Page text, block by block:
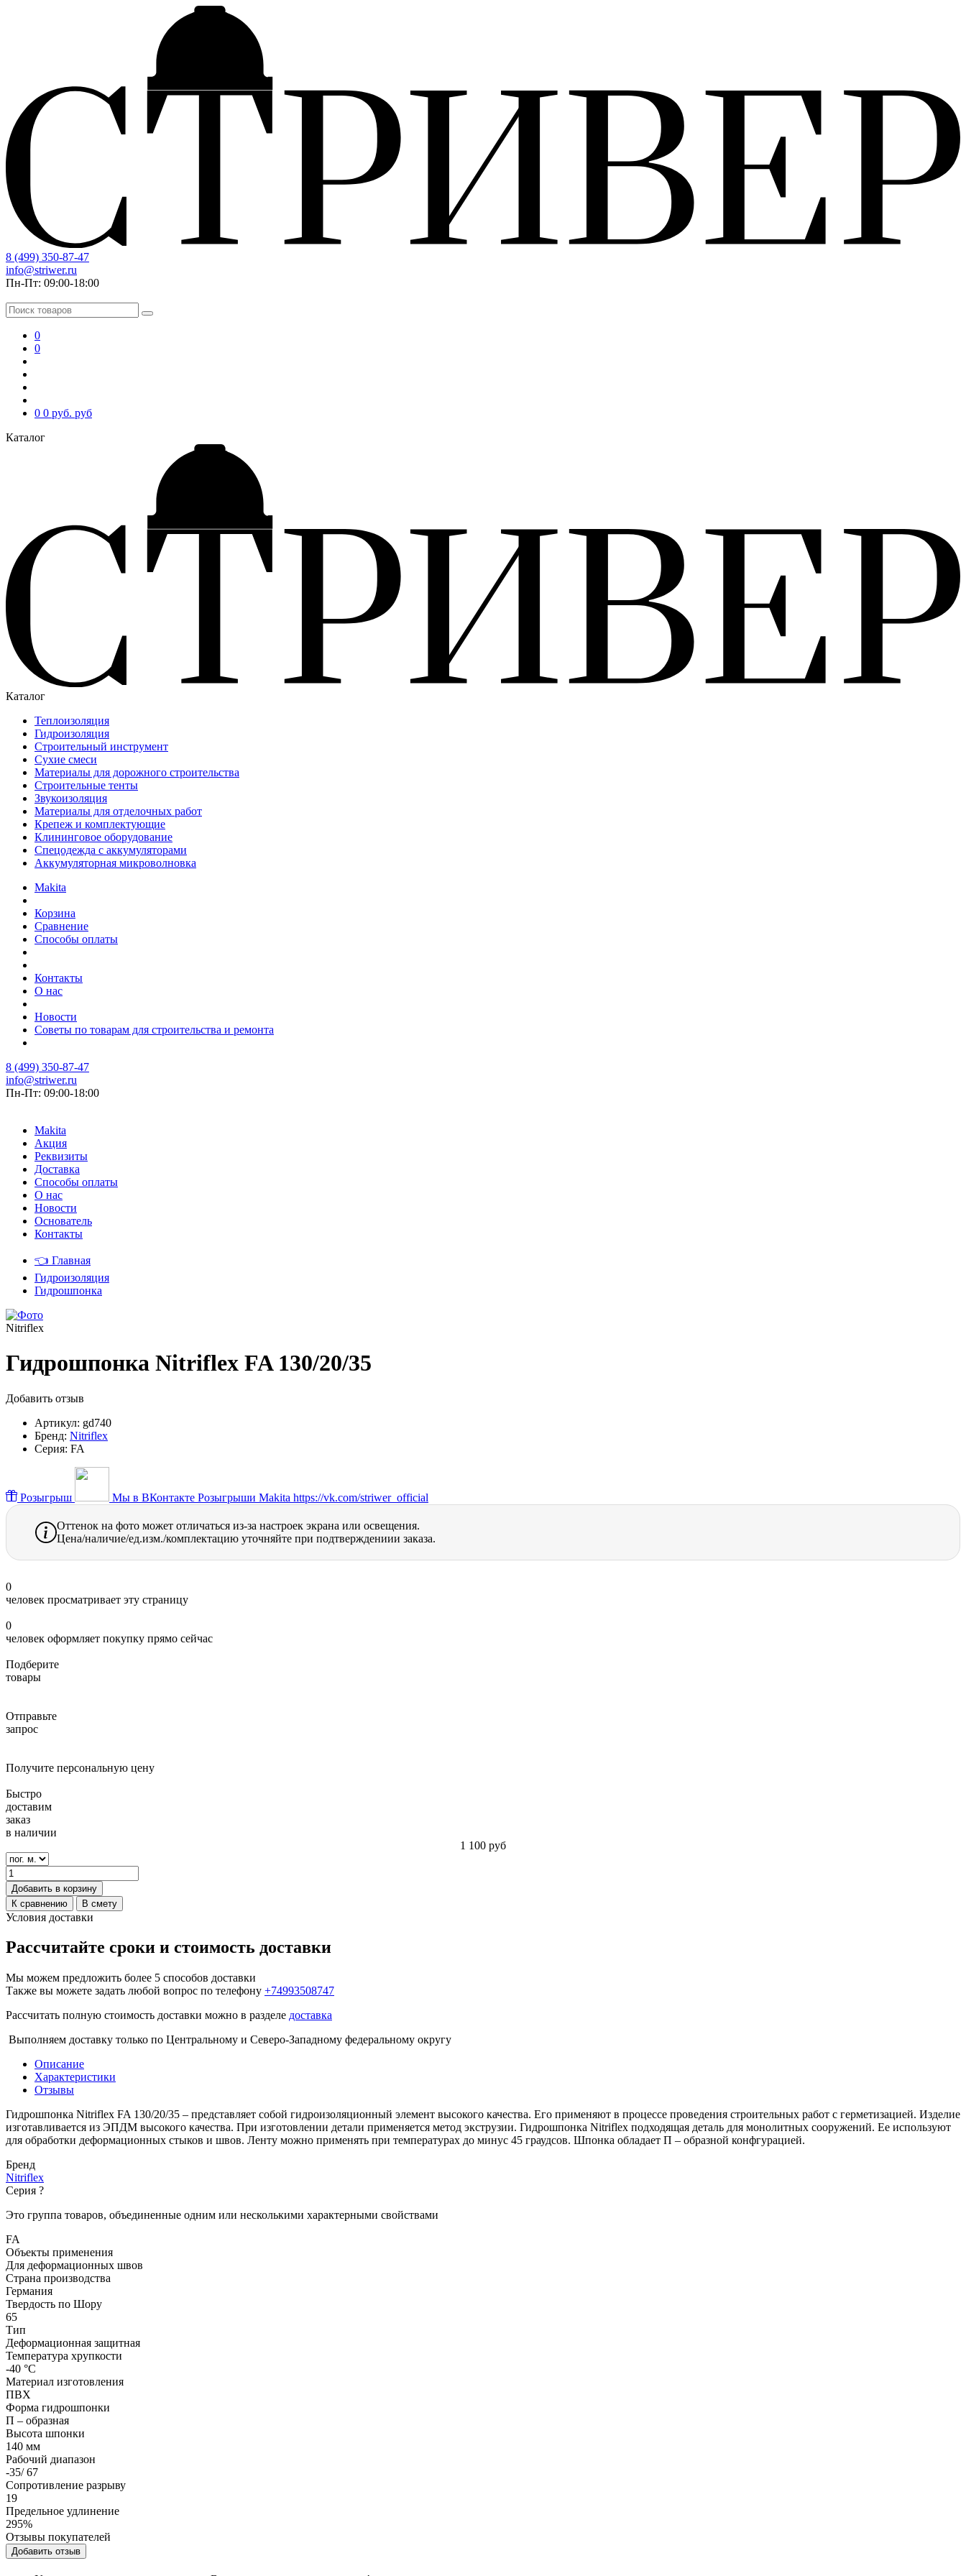
8 (499) 350-87-47
info@striwer.ru
Пн-Пт: 09:00-18:00
0
0
0 0 руб. руб
Каталог
Каталог
Теплоизоляция
Гидроизоляция
Строительный инструмент
Сухие смеси
Материалы для дорожного строительства
Строительные тенты
Звукоизоляция
Материалы для отделочных работ
Крепеж и комплектующие
Клининговое оборудование
Спецодежда с аккумуляторами
Аккумуляторная микроволновка
Makita
Корзина
Сравнение
Способы оплаты
Контакты
О нас
Новости
Советы по товарам для строительства и ремонта
8 (499) 350-87-47
info@striwer.ru
Пн-Пт: 09:00-18:00
Makita
Акция
Реквизиты
Доставка
Способы оплаты
О нас
Новости
Основатель
Контакты
👈 Главная
Гидроизоляция
Гидрошпонка
Nitriflex
Гидрошпонка Nitriflex FA 130/20/35
Добавить отзыв
Артикул: gd740
Бренд: Nitriflex
Серия: FA
Розыгрыш Мы в ВКонтакте Розыгрыши Makita https://vk.com/striwer_official
Оттенок на фото может отличаться из-за настроек экрана или освещения.
Цена/наличие/ед.изм./комплектацию уточняйте при подтверждениии заказа.
0
человек просматривает эту страницу
0
человек оформляет покупку прямо сейчас
Подберите
товары
Отправьте
запрос
Получите персональную цену
Быстро
доставим
заказ
в наличии
1 100 руб
Добавить в корзину
К сравнению
В смету
Условия доставки
Рассчитайте сроки и стоимость доставки
Мы можем предложить более 5 способов доставки
Также вы можете задать любой вопрос по телефону +74993508747
Рассчитать полную стоимость доставки можно в разделе доставка
Выполняем доставку только по Центральному и Северо-Западному федеральному округу
Описание
Характеристики
Отзывы
Гидрошпонка Nitriflex FA 130/20/35 – представляет собой гидроизоляционный элемент высокого качества. Его применяют в процессе проведения строительных работ с герметизацией. Изделие
изготавливается из ЭПДМ высокого качества. При изготовлении детали применяется метод экструзии. Гидрошпонка Nitriflex подходящая деталь для монолитных сооружений. Ее используют
для обработки деформационных стыков и швов. Ленту можно применять при температурах до минус 45 граудсов. Шпонка обладает П – образной конфгурацией.
Бренд
Nitriflex
Серия ?
Это группа товаров, объединенные одним или несколькими характерными свойствами
FA
Объекты применения
Для деформационных швов
Страна производства
Германия
Твердость по Шору
65
Тип
Деформационная защитная
Температура хрупкости
-40 °C
Материал изготовления
ПВХ
Форма гидрошпонки
П – образная
Высота шпонки
140 мм
Рабочий диапазон
-35/ 67
Сопротивление разрыву
19
Предельное удлинение
295%
Отзывы покупателей
Добавить отзыв